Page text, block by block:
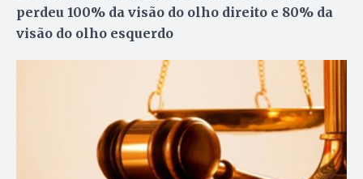
perdeu 100% da visão do olho direito e 80% da
visão do olho esquerdo